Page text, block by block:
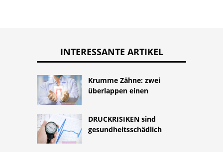
INTERESSANTE ARTIKEL
Krumme Zähne: zwei
überlappen einen
DRUCKRISIKEN sind
gesundheitsschädlich